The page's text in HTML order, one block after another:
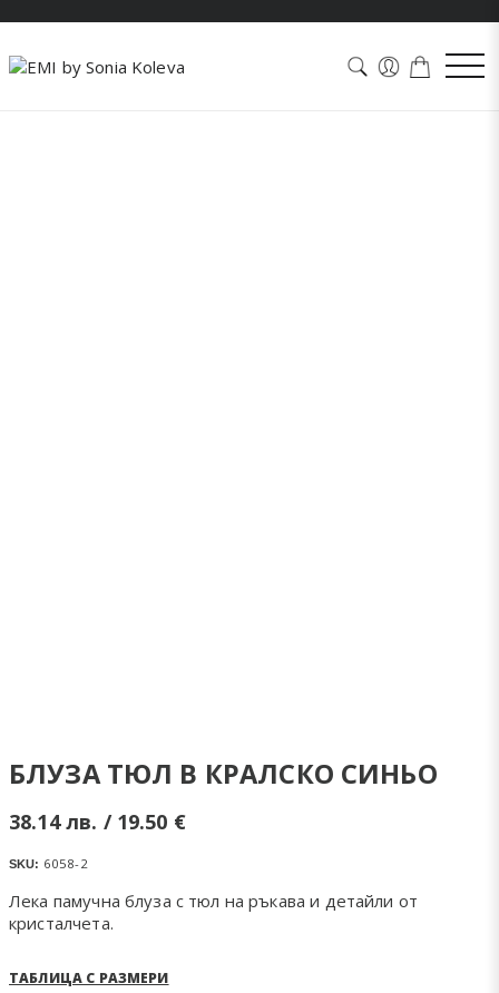
БЛУЗА ТЮЛ В КРАЛСКО СИНЬО
38.14лв. / 19.50 €
SKU: 6058-2
Лека памучна блуза с тюл на ръкава и детайли от
кристалчета.
ТАБЛИЦА С РАЗМЕРИ